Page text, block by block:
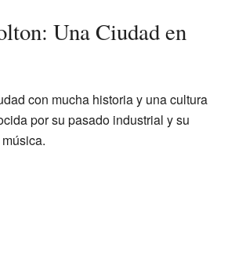
Una Ciudad en
con mucha historia y una cultura
por su pasado industrial y su